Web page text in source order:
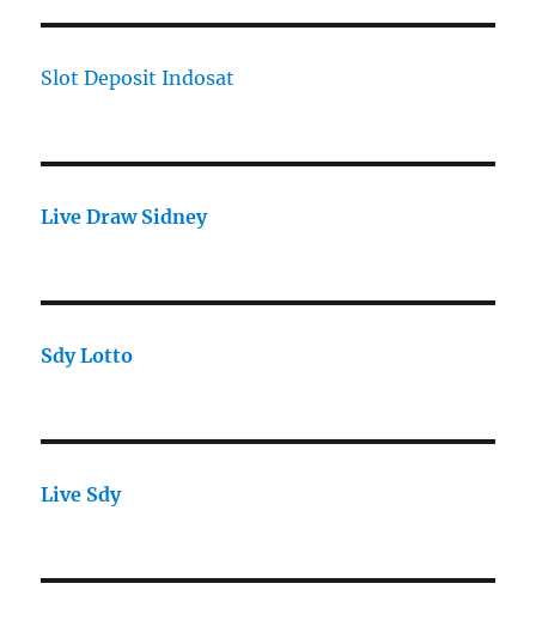
Slot Deposit Indosat
Live Draw Sidney
Sdy Lotto
Live Sdy